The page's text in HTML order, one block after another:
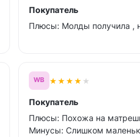
Покупатель
Плюсы: Молды получила ,
WB ★★★★ ★
Покупатель
Плюсы: Похожа на
Минусы: Слишком